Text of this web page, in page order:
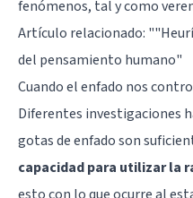
fenómenos, tal y como
Artículo relacionado: "
del pensamiento humano"
Cuando el enfado nos
Diferentes investigaciones
gotas de enfado son
capacidad para utilizar la